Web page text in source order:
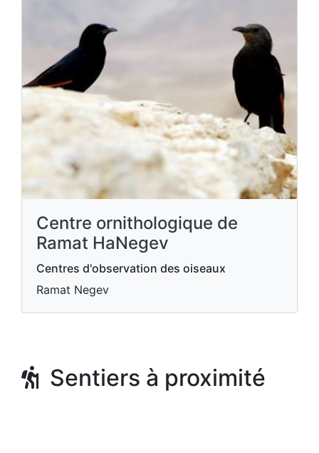
Centre ornithologique de
Ramat HaNegev
Centres d'observation des oiseaux
Ramat Negev
Sentiers à proximité